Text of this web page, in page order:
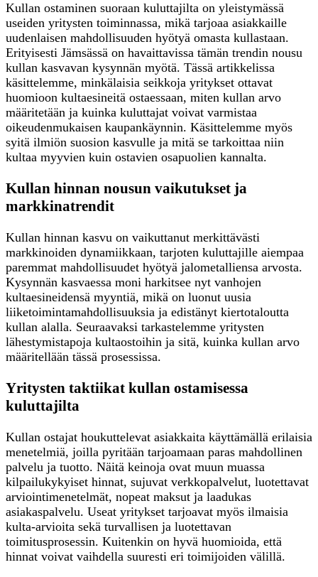
Kullan ostaminen suoraan kuluttajilta on yleistymässä
useiden yritysten toiminnassa, mikä tarjoaa asiakkaille
uudenlaisen mahdollisuuden hyötyä omasta kullastaan.
Erityisesti Jämsässä on havaittavissa tämän trendin nousu
kullan kasvavan kysynnän myötä. Tässä artikkelissa
käsittelemme, minkälaisia seikkoja yritykset ottavat
huomioon kultaesineitä ostaessaan, miten kullan arvo
määritetään ja kuinka kuluttajat voivat varmistaa
oikeudenmukaisen kaupankäynnin. Käsittelemme myös
syitä ilmiön suosion kasvulle ja mitä se tarkoittaa niin
kultaa myyvien kuin ostavien osapuolien kannalta.
Kullan hinnan nousun vaikutukset ja
markkinatrendit
Kullan hinnan kasvu on vaikuttanut merkittävästi
markkinoiden dynamiikkaan, tarjoten kuluttajille aiempaa
paremmat mahdollisuudet hyötyä jalometalliensa arvosta.
Kysynnän kasvaessa moni harkitsee nyt vanhojen
kultaesineidensä myyntiä, mikä on luonut uusia
liiketoimintamahdollisuuksia ja edistänyt kiertotaloutta
kullan alalla. Seuraavaksi tarkastelemme yritysten
lähestymistapoja kultaostoihin ja sitä, kuinka kullan arvo
määritellään tässä prosessissa.
Yritysten taktiikat kullan ostamisessa
kuluttajilta
Kullan ostajat houkuttelevat asiakkaita käyttämällä erilaisia
menetelmiä, joilla pyritään tarjoamaan paras mahdollinen
palvelu ja tuotto. Näitä keinoja ovat muun muassa
kilpailukykyiset hinnat, sujuvat verkkopalvelut, luotettavat
arviointimenetelmät, nopeat maksut ja laadukas
asiakaspalvelu. Useat yritykset tarjoavat myös ilmaisia
kulta-arvioita sekä turvallisen ja luotettavan
toimitusprosessin. Kuitenkin on hyvä huomioida, että
hinnat voivat vaihdella suuresti eri toimijoiden välillä.